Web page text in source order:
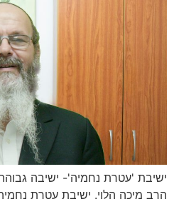
ישיבת 'עטרת נחמיה'- ישיבה
הרב מיכה הלוי. ישיבת עטרת